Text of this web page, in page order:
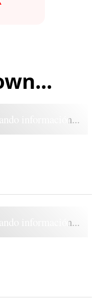
información...
información...